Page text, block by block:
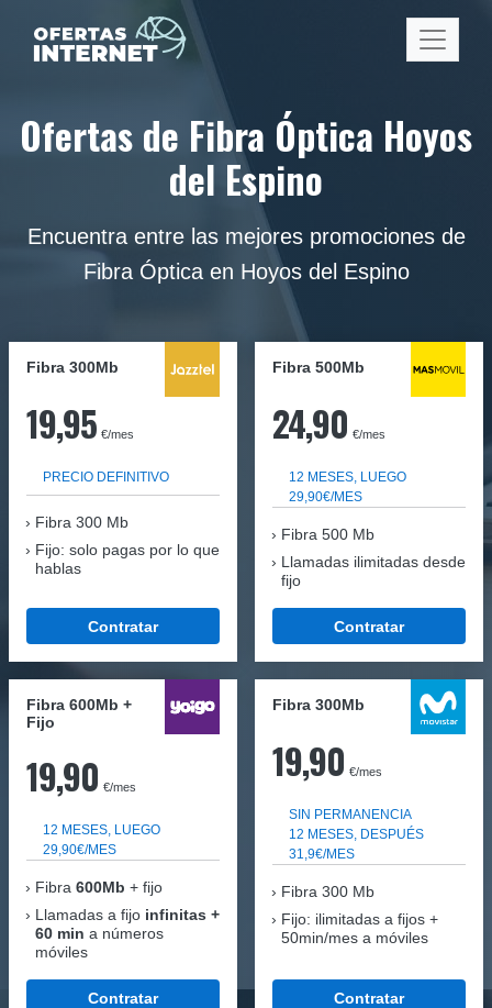
Ofertas de Fibra Óptica Hoyos
del Espino
Encuentra entre las mejores promociones de
Fibra Óptica en Hoyos del Espino
Fibra 300Mb
19,95 €/mes
PRECIO DEFINITIVO
Fibra 300 Mb
Fijo: solo pagas por lo que
hablas
Contratar
Fibra 500Mb
24,90 €/mes
12 MESES, LUEGO
29,90€/MES
Fibra 500 Mb
Llamadas ilimitadas desde
fijo
Contratar
Fibra 600Mb +
Fijo
19,90 €/mes
12 MESES, LUEGO
29,90€/MES
Fibra 600Mb + fijo
Llamadas a fijo infinitas +
60 min a números
móviles
Contratar
Fibra 300Mb
19,90 €/mes
SIN PERMANENCIA
12 MESES, DESPUÉS
31,9€/MES
Fibra 300 Mb
Fijo: ilimitadas a fijos +
50min/mes a móviles
Contratar